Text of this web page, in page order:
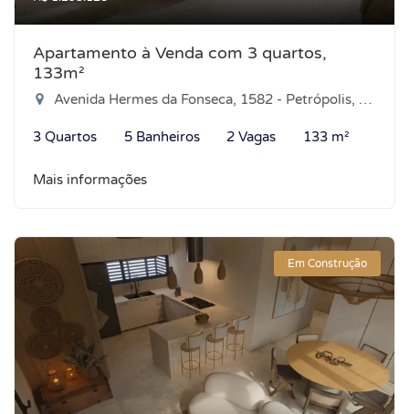
Apartamento à Venda com 3 quartos,
133m²
Avenida Hermes da Fonseca, 1582 - Petrópolis, Natal-RN
3 Quartos 5 Banheiros 2 Vagas 133 m²
Mais informações
Em Construção